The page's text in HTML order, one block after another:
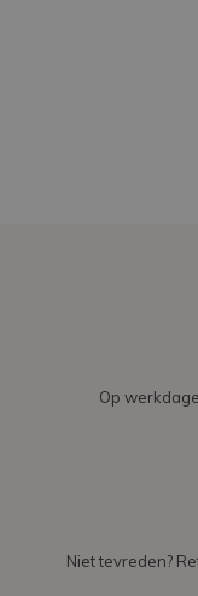
Op
Niet tevreden?